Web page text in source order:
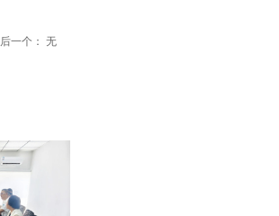
后一个： 无